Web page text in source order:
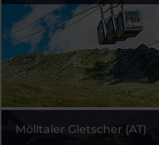
Mölltaler Gletscher (AT)